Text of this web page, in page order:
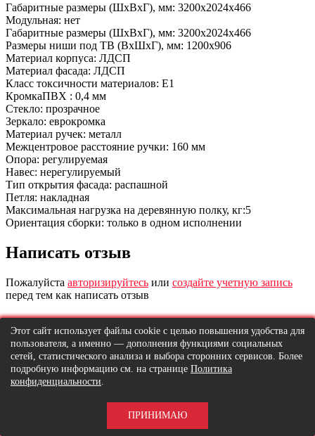
Габаритные размеры (ШхВхГ), мм: 3200х2024х466
Модульная: нет
Габаритные размеры (ШхВхГ), мм: 3200х2024х466
Размеры ниши под ТВ (ВхШхГ), мм: 1200х906
Материал корпуса: ЛДСП
Материал фасада: ЛДСП
Класс токсичности материалов: Е1
КромкаПВХ : 0,4 мм
Стекло: прозрачное
Зеркало: еврокромка
Материал ручек: металл
Межцентровое расстояние ручки: 160 мм
Опора: регулируемая
Навес: нерегулируемый
Тип открытия фасада: распашной
Петля: накладная
Максимальная нагрузка на деревянную полку, кг:5
Ориентация сборки: только в одном исполнении
Написать отзыв
Пожалуйста авторизируйтесь или создайте учетную запись
перед тем как написать отзыв
О нас
Информация о доставке
Политика конфиденциальности
Договор оферта
Этот сайт использует файлы cookie с целью повышения удобства для
пользователя, а именно — дополнения функциями социальных
сетей, статистического анализа и выбора сторонних сервисов. Более
подробную информацию см. на странице Политика
конфиденциальности.
ПРИНИМАЮ